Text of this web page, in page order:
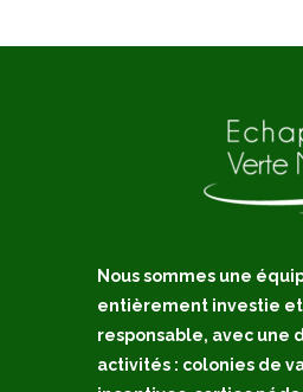
Nous sommes une
entièrement investie
responsable, avec une
activités : colonies de